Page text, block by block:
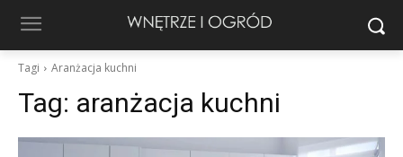
Tagi Aranżacja kuchni
Tag: aranżacja kuchni